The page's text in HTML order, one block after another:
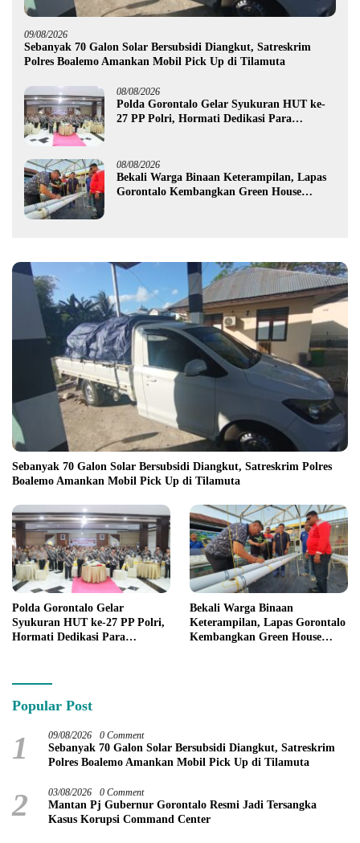
09/08/2026
Sebanyak 70 Galon Solar Bersubsidi Diangkut, Satreskrim
Polres Boalemo Amankan Mobil Pick Up di Tilamuta
08/08/2026
Polda Gorontalo Gelar Syukuran HUT ke-
27 PP Polri, Hormati Dedikasi Para
08/08/2026
Bekali Warga Binaan Keterampilan, Lapas
Gorontalo Kembangkan Green House
Sebanyak 70 Galon Solar Bersubsidi Diangkut, Satreskrim Polres
Boalemo Amankan Mobil Pick Up di Tilamuta
Polda Gorontalo Gelar
Syukuran HUT ke-27 PP Polri,
Hormati Dedikasi Para
Bekali Warga Binaan
Keterampilan, Lapas Gorontalo
Kembangkan Green House
Popular Post
1 09/08/2026 0 Comment
Sebanyak 70 Galon Solar Bersubsidi Diangkut, Satreskrim
Polres Boalemo Amankan Mobil Pick Up di Tilamuta
2 03/08/2026 0 Comment
Mantan Pj Gubernur Gorontalo Resmi Jadi Tersangka
Kasus Korupsi Command Center